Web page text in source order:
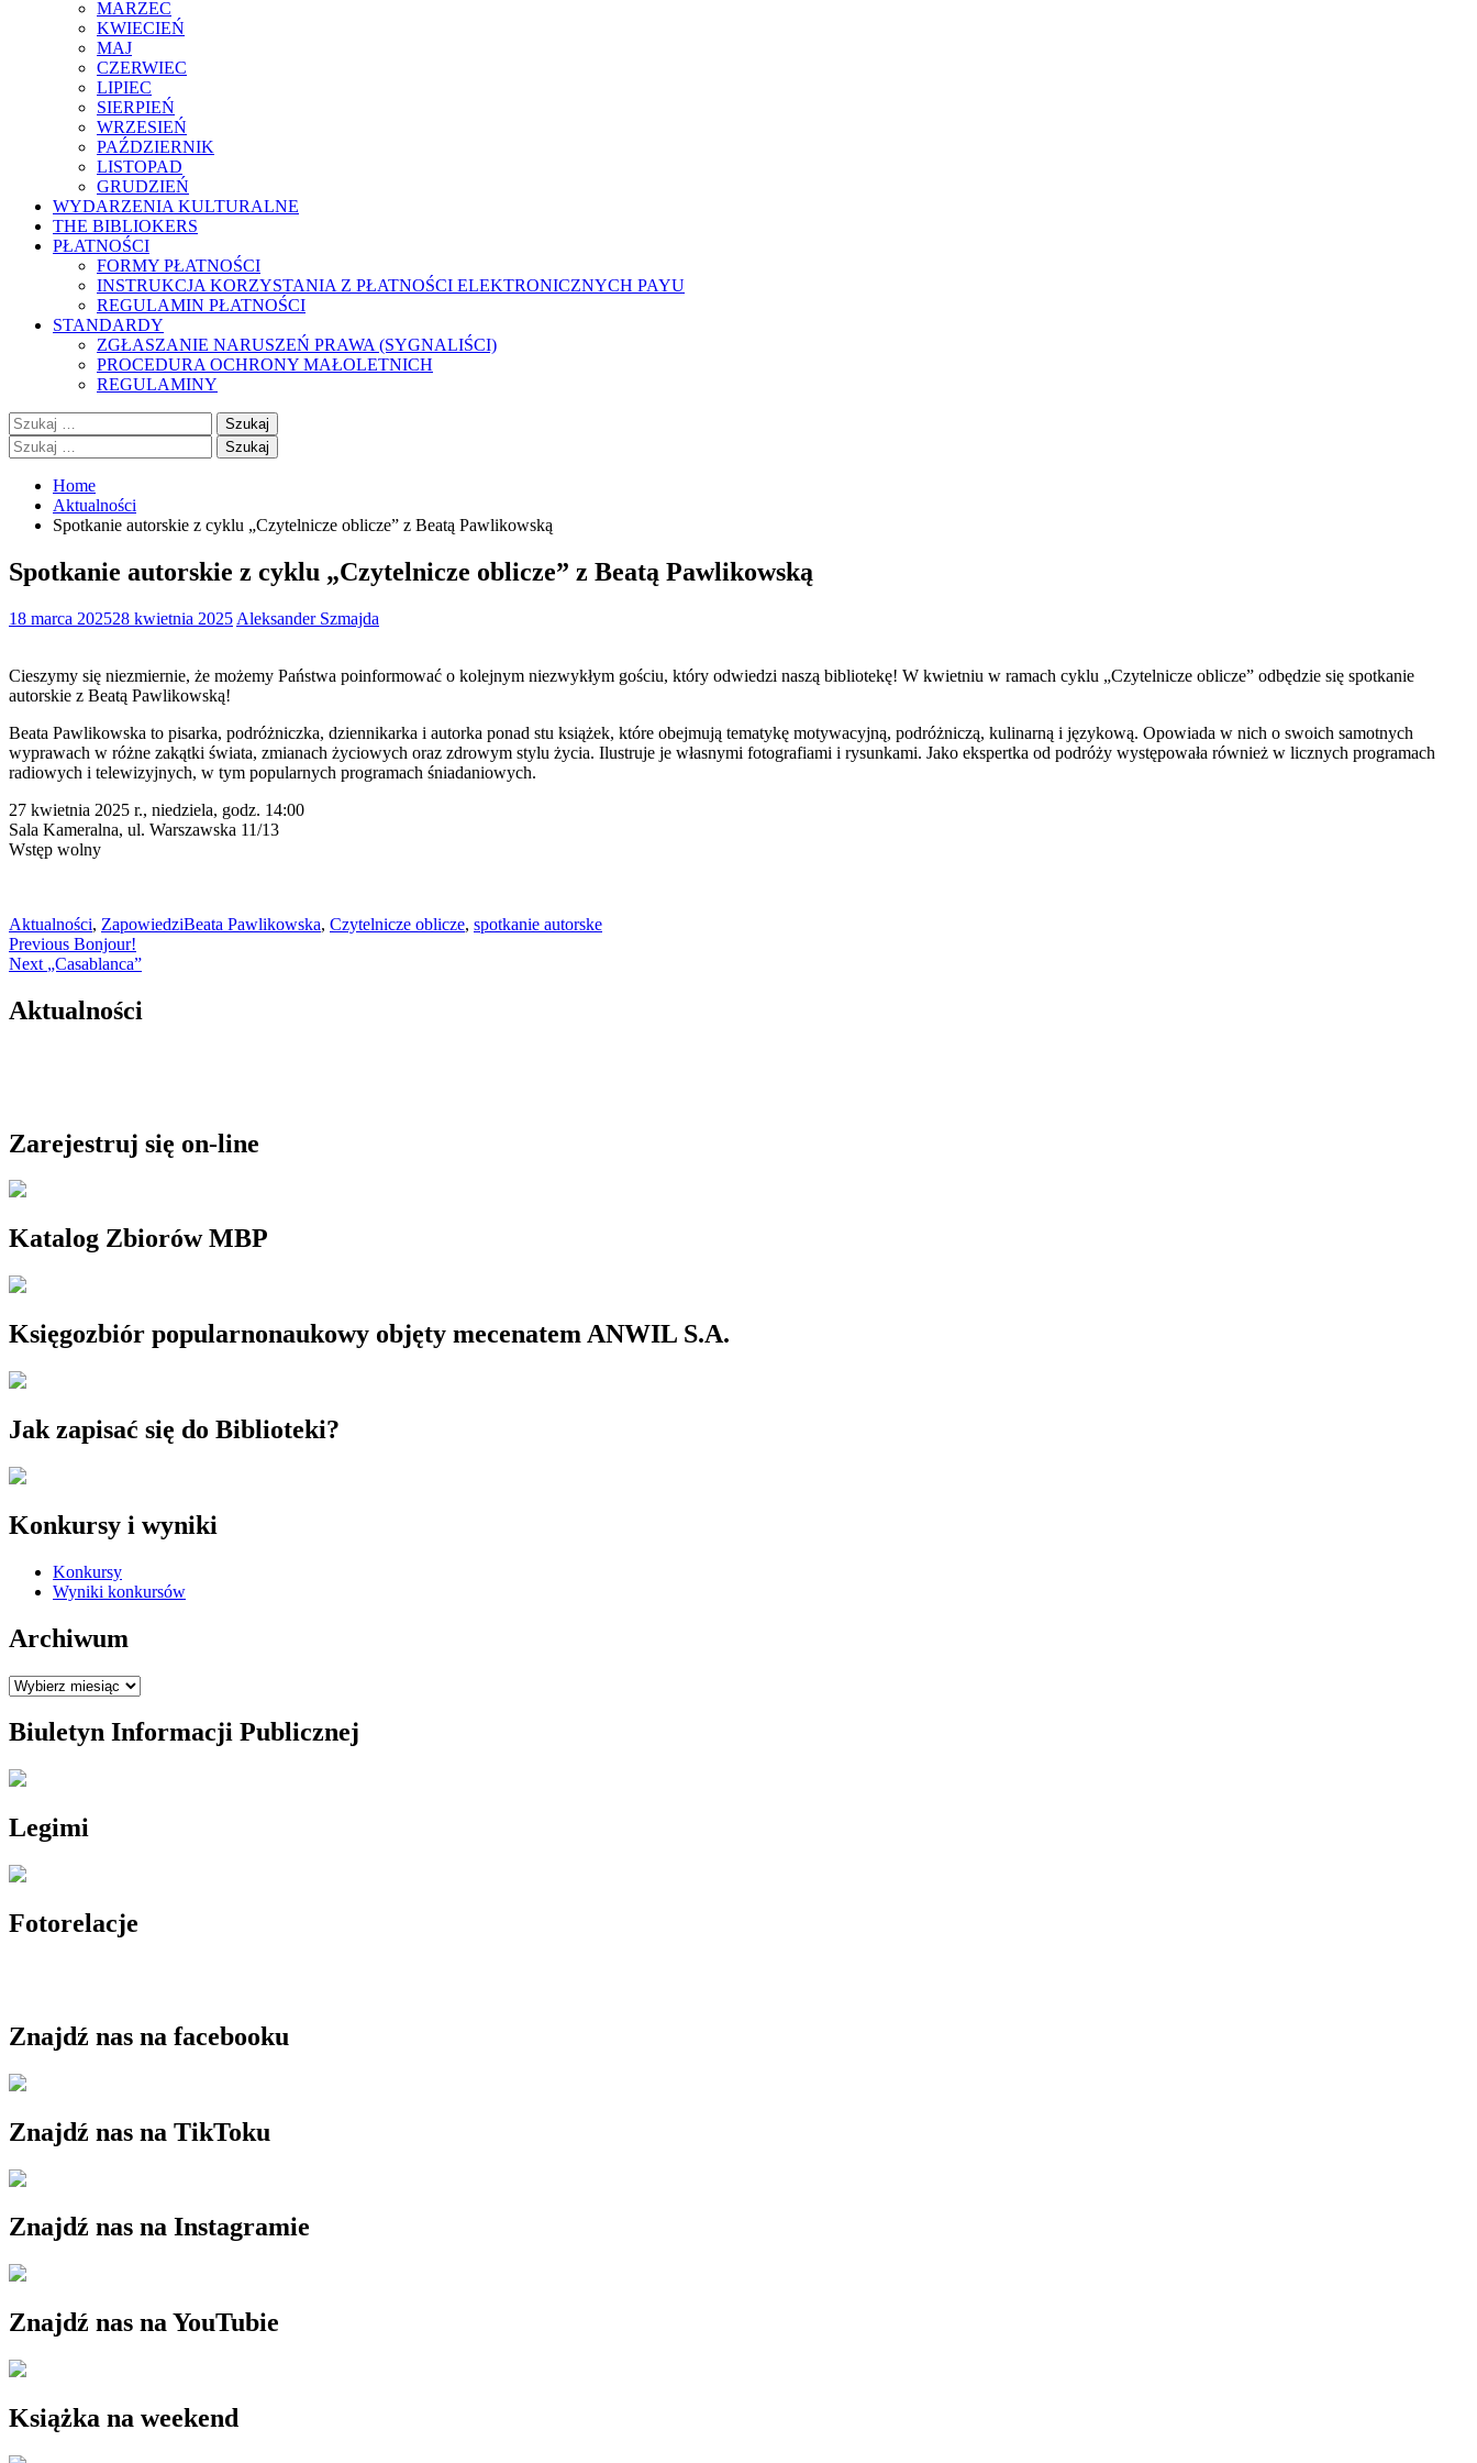
MARZEC
KWIECIEŃ
MAJ
CZERWIEC
LIPIEC
SIERPIEŃ
WRZESIEŃ
PAŹDZIERNIK
LISTOPAD
GRUDZIEŃ
WYDARZENIA KULTURALNE
THE BIBLIOKERS
PŁATNOŚCI
FORMY PŁATNOŚCI
INSTRUKCJA KORZYSTANIA Z PŁATNOŚCI ELEKTRONICZNYCH PAYU
REGULAMIN PŁATNOŚCI
STANDARDY
ZGŁASZANIE NARUSZEŃ PRAWA (SYGNALIŚCI)
PROCEDURA OCHRONY MAŁOLETNICH
REGULAMINY
Szukaj:
Szukaj:
Home
Aktualności
Spotkanie autorskie z cyklu „Czytelnicze oblicze” z Beatą Pawlikowską
Spotkanie autorskie z cyklu „Czytelnicze oblicze” z Beatą Pawlikowską
18 marca 202528 kwietnia 2025 Aleksander Szmajda
Cieszymy się niezmiernie, że możemy Państwa poinformować o kolejnym niezwykłym gościu, który odwiedzi naszą bibliotekę! W kwietniu w ramach cyklu „Czytelnicze oblicze” odbędzie się spotkanie
autorskie z Beatą Pawlikowską!
Beata Pawlikowska to pisarka, podróżniczka, dziennikarka i autorka ponad stu książek, które obejmują tematykę motywacyjną, podróżniczą, kulinarną i językową. Opowiada w nich o swoich samotnych
wyprawach w różne zakątki świata, zmianach życiowych oraz zdrowym stylu życia. Ilustruje je własnymi fotografiami i rysunkami. Jako ekspertka od podróży występowała również w licznych programach
radiowych i telewizyjnych, w tym popularnych programach śniadaniowych.
27 kwietnia 2025 r., niedziela, godz. 14:00
Sala Kameralna, ul. Warszawska 11/13
Wstęp wolny
Aktualności, ZapowiedziBeata Pawlikowska, Czytelnicze oblicze, spotkanie autorske
Nawigacja
wpisu
Previous Previous
post:
Bonjour!
Next
Next
„Casablanca”
Aktualności
Zarejestruj się on-line
Katalog Zbiorów MBP
Księgozbiór popularnonaukowy objęty mecenatem ANWIL S.A.
Jak zapisać się do Biblioteki?
Konkursy i wyniki
Konkursy
Wyniki konkursów
Archiwum
Archiwum
Biuletyn Informacji Publicznej
Legimi
Fotorelacje
Znajdź nas na facebooku
Znajdź nas na TikToku
Znajdź nas na Instagramie
Znajdź nas na YouTubie
Książka na weekend